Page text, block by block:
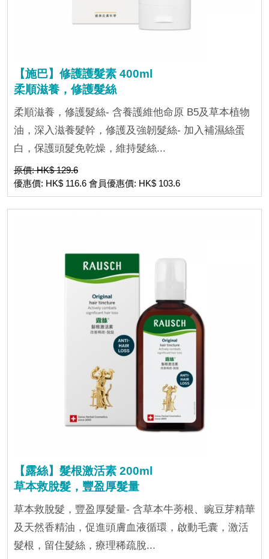
【施巴】修護護髮素 400ml
柔順滋養，修護髮絲
柔順滋養，修護髮絲- 含養護維他命原 B5及草本植物
油，深入滋養髮幹，修護及強韌髮絲- 加入補濕絲蛋
白，保護頭髮免乾燥，維持髮絲...
原價: HK$ 129.6
優惠價: HK$ 116.6 會員優惠價: HK$ 103.6
【露絲】髮根激活素 200ml
草本救脫髮，豐盈厚髮量
草本救脫髮，豐盈厚髮量- 含草本牛蒡根、豌豆芽精華
及天然香精油，促進頭膚血液循環，啟動毛囊，激活
髮根，留住髮絲，療理稀疏脫...